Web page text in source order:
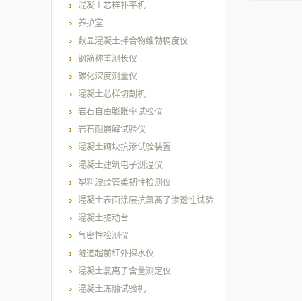
混凝土芯样补平机
养护室
数显混凝土拌合物维勃稠度仪
钢筋称重测长仪
碳化深度测量仪
混凝土芯样切割机
岩石自由膨胀率试验仪
岩石耐崩解试验仪
混凝土砌块抗渗试验装置
混凝土建筑电子测温仪
塑料波纹管柔韧性检测仪
混凝土表面涂层抗氯离子渗透性试验
装置
混凝土振动台
气密性检测仪
隧道超前红外探水仪
混凝土氯离子含量测定仪
混凝土冻融试验机